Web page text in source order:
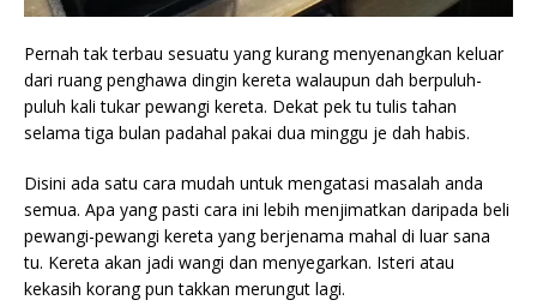
Pernah tak terbau sesuatu yang kurang menyenangkan keluar
dari ruang penghawa dingin kereta walaupun dah berpuluh-
puluh kali tukar pewangi kereta. Dekat pek tu tulis tahan
selama tiga bulan padahal pakai dua minggu je dah habis.
Disini ada satu cara mudah untuk mengatasi masalah anda
semua. Apa yang pasti cara ini lebih menjimatkan daripada beli
pewangi-pewangi kereta yang berjenama mahal di luar sana
tu. Kereta akan jadi wangi dan menyegarkan. Isteri atau
kekasih korang pun takkan merungut lagi.